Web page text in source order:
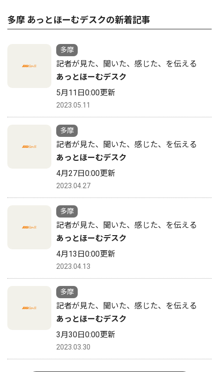
多摩 あっとほーむデスクの新着記事
多摩
記者が見た、聞いた、感じた、を伝える
あっとほーむデスク
5月11日0:00更新
2023.05.11
多摩
記者が見た、聞いた、感じた、を伝える
あっとほーむデスク
4月27日0:00更新
2023.04.27
多摩
記者が見た、聞いた、感じた、を伝える
あっとほーむデスク
4月13日0:00更新
2023.04.13
多摩
記者が見た、聞いた、感じた、を伝える
あっとほーむデスク
3月30日0:00更新
2023.03.30